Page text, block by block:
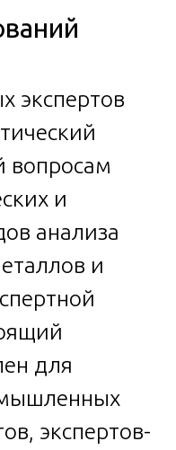
экспертов
вопросам
и
анализа
и
для
экспертов-